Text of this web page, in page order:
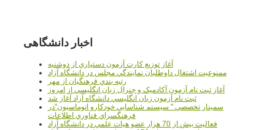
اخبار دانشگاهی
آغاز توزيع کارت آزمون دستياري از دوشنبه
ممنوعيت اشتغال داوطلبان نمايندگي مجلس در دانشگاه آزاد
رتبه بندي فرهنگيان از مهر
آغاز ثبت نام آزمون آکادميک و جنرال زبان انگليسي از امروز
ثبت نام آزمون زبان انگليسي دانشگاه آزاد آغاز شد
سمينار تخصصي " سيستم شناسايي خودکارو اتوماسيون"در
فرهنگسراي فناوري اطلاعات
فعاليت بيش از 70 هزار عضو هيات علمي در دانشگاه آزاد